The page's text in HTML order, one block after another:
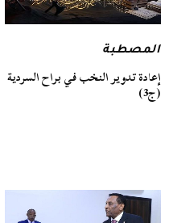
المصطبة
إعادة تدوير النخب في براح السردية
(ج3)